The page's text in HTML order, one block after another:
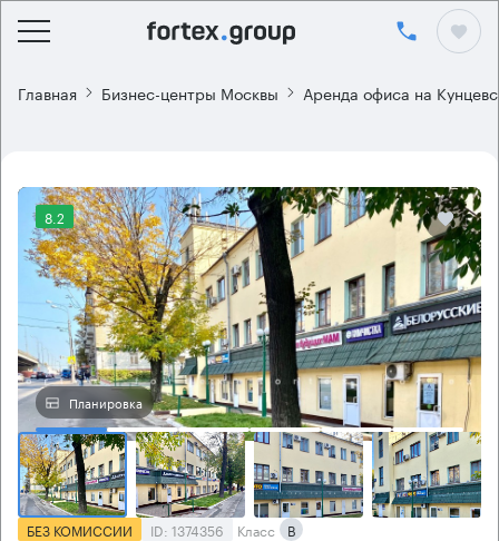
Главная Бизнес-центры Москвы Аренда офиса на
8.2
Планировка
БЕЗ КОМИССИИ ID: 1374356 Класс B